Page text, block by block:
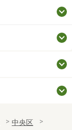
中央区